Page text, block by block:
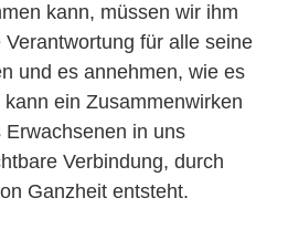
kann, müssen wir ihm
für alle seine
und es annehmen, wie es
ein Zusammenwirken
in uns
Verbindung, durch
Ganzheit entsteht.